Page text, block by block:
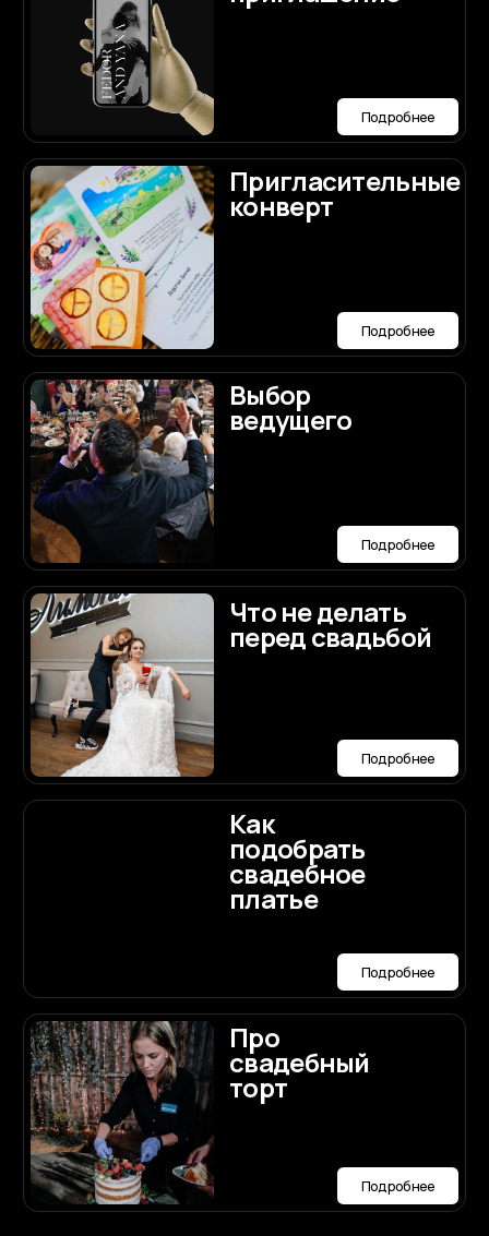
Мы будем рады
ответить
на ваши вопросы по
организации
свадьбы
Договориться о встрече
Написать нам лично в Max
Заполнить анкету
Наши контакты
+7 (987) 710-90-90
Номер телефона:
Мессенджеры и соц.сети:
РФ
Политика конфиденциальности
Публичная оферта
Разработка сайта